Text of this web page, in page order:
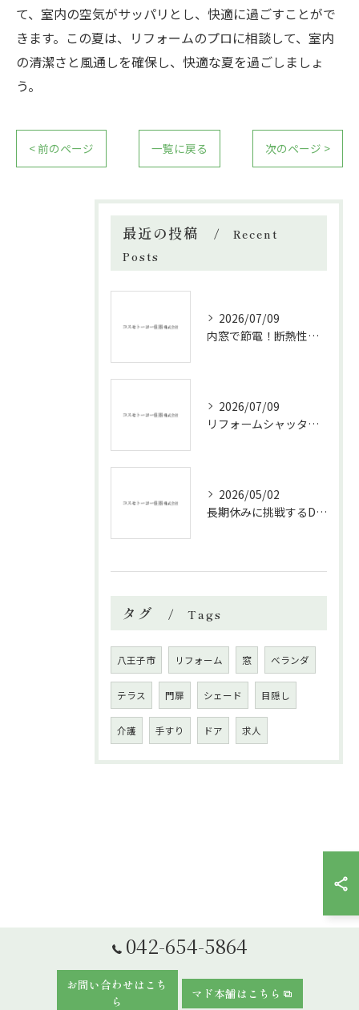
て、室内の空気がサッパリとし、快適に過ごすことがで
きます。この夏は、リフォームのプロに相談して、室内
の清潔さと風通しを確保し、快適な夏を過ごしましょ
う。
< 前のページ 一覧に戻る 次のページ >
最近の投稿
Recent
Posts
2026/07/09
内窓で節電！断熱性能と補助金活用法
2026/07/09
リフォームシャッターで叶える台風対策の効果的方法
2026/05/02
長期休みに挑戦するDIYリフォームの極意
タグ Tags
八王子市 リフォーム 窓 ベランダ
テラス 門扉 シェード 目隠し
介護 手すり ドア 求人
042-654-5864
お問い合わせはこち
ら
マド本舗はこちら